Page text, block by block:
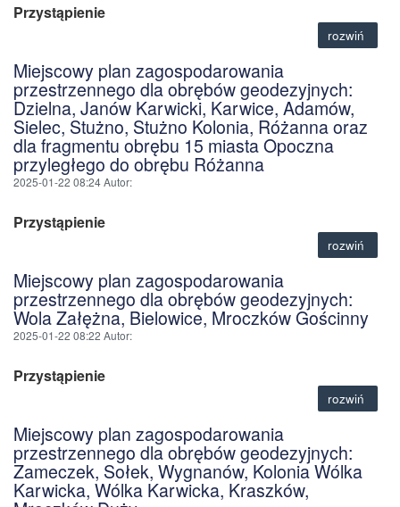
Przystąpienie
rozwiń
Miejscowy plan zagospodarowania
przestrzennego dla obrębów geodezyjnych:
Dzielna, Janów Karwicki, Karwice, Adamów,
Sielec, Stużno, Stużno Kolonia, Różanna oraz
dla fragmentu obrębu 15 miasta Opoczna
przyległego do obrębu Różanna
2025-01-22 08:24Autor:
Przystąpienie
rozwiń
Miejscowy plan zagospodarowania
przestrzennego dla obrębów geodezyjnych:
Wola Załężna, Bielowice, Mroczków Gościnny
2025-01-22 08:22 Autor:
Przystąpienie
rozwiń
Miejscowy plan zagospodarowania
przestrzennego dla obrębów geodezyjnych:
Zameczek, Sołek, Wygnanów, Kolonia Wólka
Karwicka, Wólka Karwicka, Kraszków,